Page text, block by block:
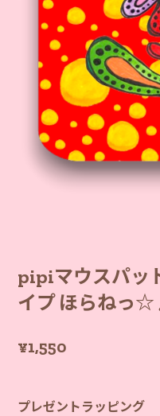
pipiマウスパッ
イプ ほらねっ
¥1,550
プレゼントラッピング